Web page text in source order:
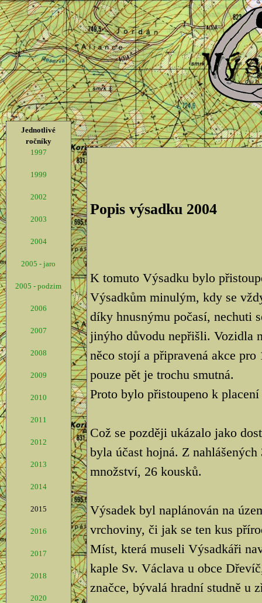
Jednotlivé
ročníky
1997
1999
2002
2003
2004
2005 - jaro
2005 - podzim
2006
2007
2008
2009
2010
2011
2012
2013
2014
2015
2016
2017
2018
2020
Popis výsadku 2004
K tomuto Výsadku bylo
Výsadkům minulým, kdy se
díky hnusnýmu počasí, nechuti
jinýho důvodu nepřišli. Vozidla
něco stojí a připravená akce
pouze pět je trochu smutná.
Proto bylo přistoupeno k
Což se později ukázalo jako
byla účast hojná. Z
množství, 26 kousků.
Výsadek byl naplánován na
vrchoviny, či jak se ten kus
Míst, která museli Výsadkáři
kaple Sv. Václava u obce
značce, bývalá hradní studně u